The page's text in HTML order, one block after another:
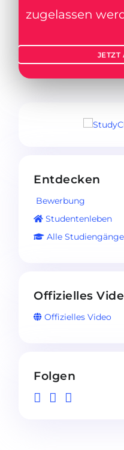
zugelassen
JETZT
Entdecken
Bewerbung
Studentenleben
Alle Studiengänge
Offizielles
Offizielles Video
Folgen